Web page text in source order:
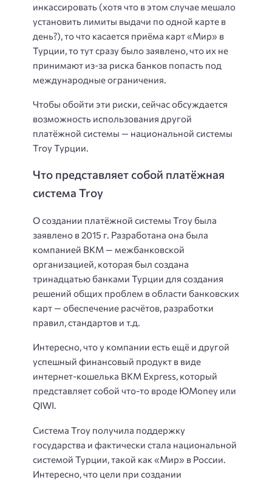
инкассировать (хотя что в этом случае мешало
установить лимиты выдачи по одной карте в
день?), то что касается приёма карт «Мир» в
Турции, то тут сразу было заявлено, что их не
принимают из-за риска банков попасть под
международные ограничения.
Чтобы обойти эти риски, сейчас обсуждается
возможность использования другой
платёжной системы — национальной системы
Troy Турции.
Что представляет собой платёжная
система Troy
О создании платёжной системы Troy была
заявлено в 2015 г. Разработана она была
компанией BKM — межбанковской
организацией, которая был создана
тринадцатью банками Турции для создания
решений общих проблем в области банковских
карт — обеспечение расчётов, разработки
правил, стандартов и т.д.
Интересно, что у компании есть ещё и другой
успешный финансовый продукт в виде
интернет-кошелька BKM Express, который
представляет собой что-то вроде ЮMoney или
QIWI.
Система Troy получила поддержку
государства и фактически стала национальной
системой Турции, такой как «Мир» в России.
Интересно, что цели при создании